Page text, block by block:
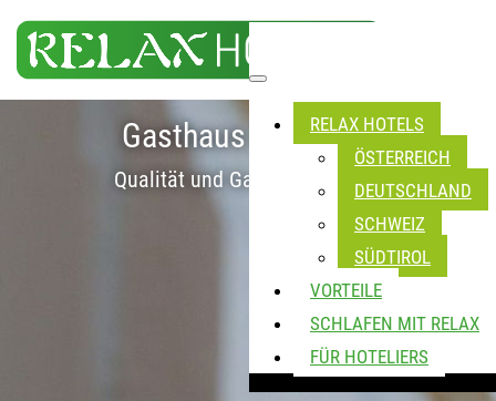
RELAX HOTELS
ÖSTERREICH
DEUTSCHLAND
SCHWEIZ
SÜDTIROL
VORTEILE
SCHLAFEN MIT RELAX
FÜR HOTELIERS
Gasthaus Alte Post
Qualität und Gastfreundschaft